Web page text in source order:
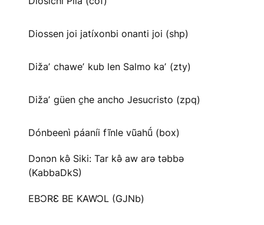
Diossen joi jatíxonbi onanti joi (shp)
Dižaʼ chaweʼ kub len Salmo kaʼ (zty)
Dižaʼ güen c̱he ancho Jesucristo (zpq)
Dónbeenì páaníi fĩnle vũahṹ (box)
Dɔnɔn kə̂ Siki: Tar kə̂ aw arə təbbə
(KabbaDkS)
EBƆRƐ BE KAWƆL (GJNb)